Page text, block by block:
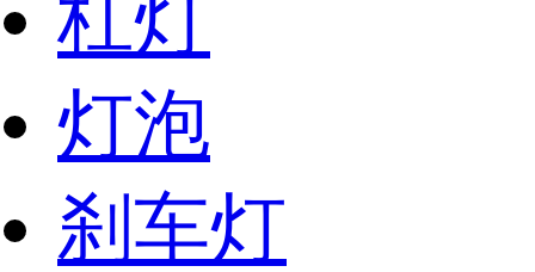
杠灯
灯泡
刹车灯